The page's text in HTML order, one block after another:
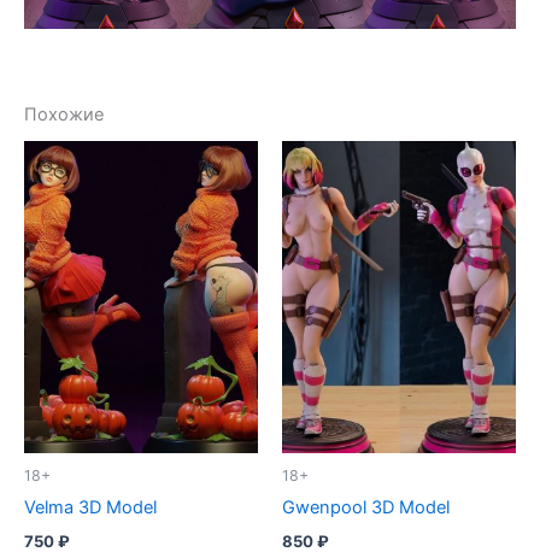
Похожие
18+
Velma 3D Model
750₽
18+
Gwenpool 3D Model
850₽